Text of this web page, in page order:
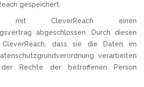
gespeichert.
CleverReach einen
abgeschlossen. Durch diesen
dass sie die Daten im
verarbeiten
Rechte der betroffenen Person